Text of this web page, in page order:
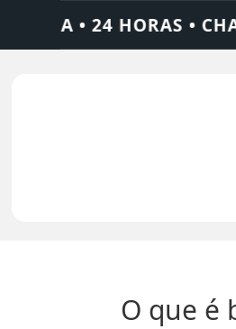
• CHAME QUEM
O que é